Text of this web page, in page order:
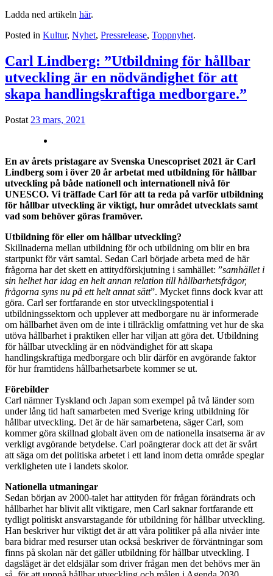
Ladda ned artikeln här.
Posted in Kultur, Nyhet, Pressrelease, Toppnyhet.
Carl Lindberg: ”Utbildning för hållbar
utveckling är en nödvändighet för att
skapa handlingskraftiga medborgare.”
Postat 23 mars, 2021
En av årets pristagare av Svenska Unescopriset 2021 är Carl
Lindberg som i över 20 år arbetat med utbildning för hållbar
utveckling på både nationell och internationell nivå för
UNESCO. Vi träffade Carl för att ta reda på varför utbildning
för hållbar utveckling är viktigt, hur området utvecklats samt
vad som behöver göras framöver.
Utbildning för eller om hållbar utveckling?
Skillnaderna mellan utbildning för och utbildning om blir en bra
startpunkt för vårt samtal. Sedan Carl började arbeta med de här
frågorna har det skett en attitydförskjutning i samhället: ”samhället i
sin helhet har idag en helt annan relation till hållbarhetsfrågor,
frågorna syns nu på ett helt annat sätt”. Mycket finns dock kvar att
göra. Carl ser fortfarande en stor utvecklingspotential i
utbildningssektorn och upplever att medborgare nu är informerade
om hållbarhet även om de inte i tillräcklig omfattning vet hur de ska
utöva hållbarhet i praktiken eller har viljan att göra det. Utbildning
för hållbar utveckling är en nödvändighet för att skapa
handlingskraftiga medborgare och blir därför en avgörande faktor
för hur framtidens hållbarhetsarbete kommer se ut.
Förebilder
Carl nämner Tyskland och Japan som exempel på två länder som
under lång tid haft samarbeten med Sverige kring utbildning för
hållbar utveckling. Det är de här samarbetena, säger Carl, som
kommer göra skillnad globalt även om de nationella insatserna är av
verkligt avgörande betydelse. Carl poängterar dock att det är svårt
att säga om det politiska arbetet i ett land inom detta område speglar
verkligheten ute i landets skolor.
Nationella utmaningar
Sedan början av 2000-talet har attityden för frågan förändrats och
hållbarhet har blivit allt viktigare, men Carl saknar fortfarande ett
tydligt politiskt ansvarstagande för utbildning för hållbar utveckling.
Han beskriver hur viktigt det är att våra politiker på alla nivåer inte
bara bidrar med resurser utan också beskriver de förväntningar som
finns på skolan när det gäller utbildning för hållbar utveckling. I
dagsläget är det eldsjälar som driver frågan men det behövs mer än